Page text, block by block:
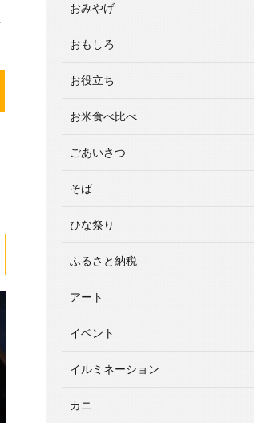
おみやげ
おもしろ
お役立ち
お米食べ比べ
ごあいさつ
そば
ひな祭り
ふるさと納税
アート
イベント
イルミネーション
カニ